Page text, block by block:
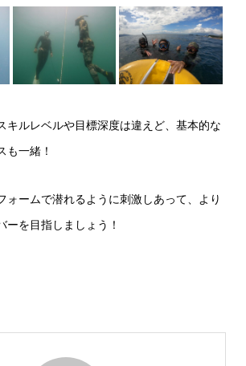
キルレベルや目標深度は違えど、基本的な
も一緒！
ォームで潜れるように刺激しあって、より
ーを目指しましょう！